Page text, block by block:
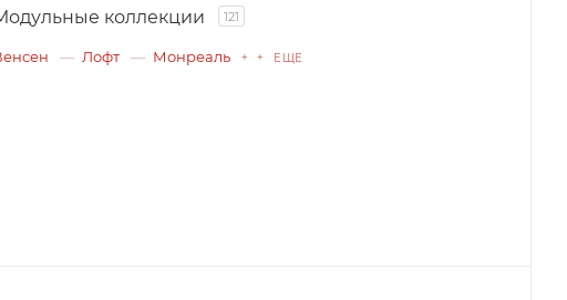
коллекции 121
Лофт Монреаль + + ЕЩЕ